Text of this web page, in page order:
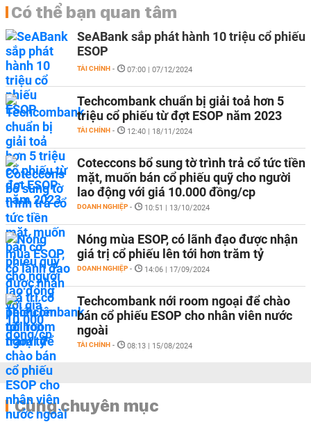
Có thể bạn quan tâm
SeABank sắp phát hành 10 triệu cổ phiếu
ESOP
TÀI CHÍNH - 07:00 | 07/12/2024
Techcombank chuẩn bị giải toả hơn 5
triệu cổ phiếu từ đợt ESOP năm 2023
TÀI CHÍNH - 12:40 | 18/11/2024
Coteccons bổ sung tờ trình trả cổ tức tiền
mặt, muốn bán cổ phiếu quỹ cho người
lao động với giá 10.000 đồng/cp
DOANH NGHIỆP - 10:51 | 13/10/2024
Nóng mùa ESOP, có lãnh đạo được nhận
giá trị cổ phiếu lên tới hơn trăm tỷ
DOANH NGHIỆP - 14:06 | 17/09/2024
Techcombank nới room ngoại để chào
bán cổ phiếu ESOP cho nhân viên nước
ngoài
TÀI CHÍNH - 08:13 | 15/08/2024
Cùng chuyên mục